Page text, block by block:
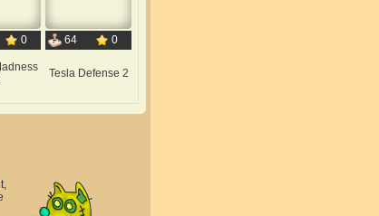
0 64 0
Tesla Defense 2